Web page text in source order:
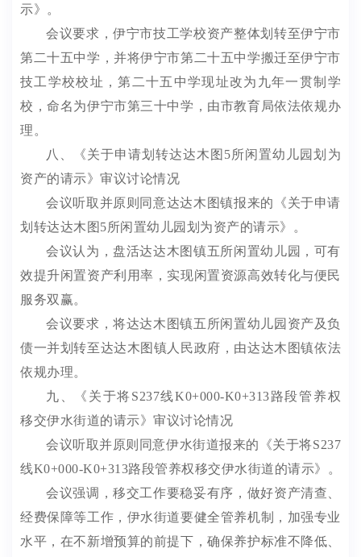
示》。
会议要求，伊宁市技工学校资产整体划转至伊宁市
第二十五中学，并将伊宁市第二十五中学搬迁至伊宁市
技工学校校址，第二十五中学现址改为九年一贯制学
校，命名为伊宁市第三十中学 ，由市教育局依法依规办
理 。
八
、《关于申请划转达达木图 5所闲置幼儿园划为
资产的请示》 审议讨论情况
会议听取并原则同意达达木图镇报来的《关于申请
划转达达木图 5所闲置幼儿园划为资产的请示》。
会议认为，盘活达达木图镇五所闲置幼儿园，可有
效提升闲置资产利用率，实现闲置资源高效转化与便民
服务双赢。
会议要求，将达达木图镇五所闲置幼儿园资产及负
债一并划转至达达木图镇人民政府 ，由达达木图镇依法
依规办理。
九
、《关于将S237线K0+000-K0+313路段管养权
移交伊水街道的请示》 审议讨论情况
会议听取并原则同意伊水街道报来的《关于将S237
线K0+000-K0+313路段管养权移交伊水街道的请示》。
会议强调，移交工作要稳妥有序，做好资产清查、
经费保障等工作，伊水街道要健全管养机制，加强专业
水平，在不新增预算的前提下，确保养护标准不降低、